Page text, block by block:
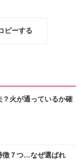
ピーする
火が通っているか確
徴７つ…なぜ選ばれ